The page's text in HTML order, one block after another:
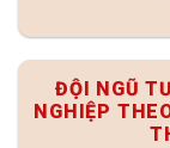
ĐỘI NGŨ
NGHIỆP